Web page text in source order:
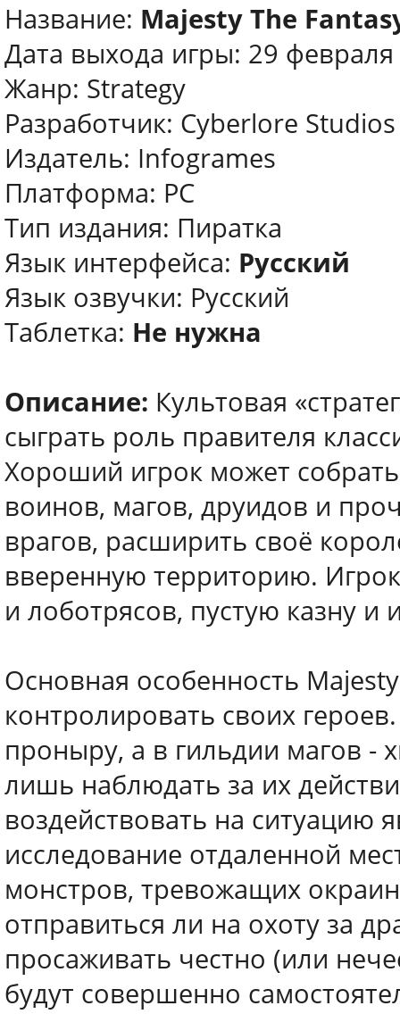
Название: Majesty The
Дата выхода игры: 29
Жанр: Strategy
Разработчик: Cyberlore Studios
Издатель: Infogrames
Платформа: PC
Тип издания: Пиратка
Язык интерфейса: Русский
Язык озвучки: Русский
Таблетка: Не нужна
Описание: Культовая
сыграть роль правителя
Хороший игрок может
воинов, магов, друидов и
врагов, расширить своё
вверенную территорию.
и лоботрясов, пустую казну
Основная особенность
контролировать своих
проныру, а в гильдии магов -
лишь наблюдать за их
воздействовать на ситуацию
исследование отдаленной
монстров, тревожащих
отправиться ли на охоту за
просаживать честно (или
будут совершенно